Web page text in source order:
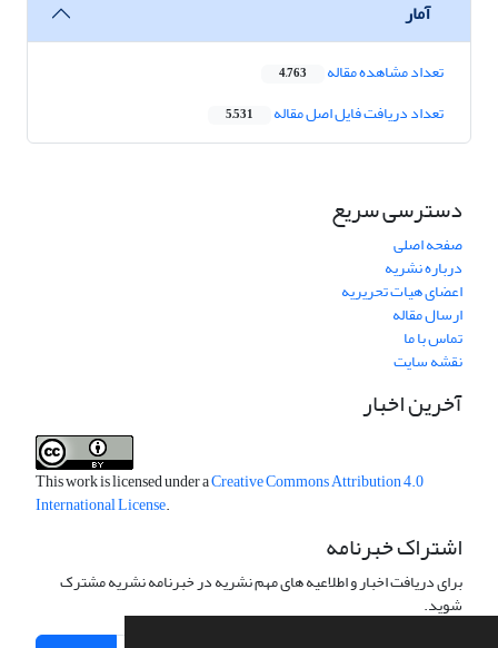
آمار
تعداد مشاهده مقاله 4,763
تعداد دریافت فایل اصل مقاله 5,531
دسترسی سریع
صفحه اصلی
درباره نشریه
اعضای هیات تحریریه
ارسال مقاله
تماس با ما
نقشه سایت
آخرین اخبار
This work is licensed under aCreative Commons Attribution 4.0
International License.
اشتراک خبرنامه
برای دریافت اخبار و اطلاعیه های مهم نشریه در خبرنامه نشریه مشترک
شوید.